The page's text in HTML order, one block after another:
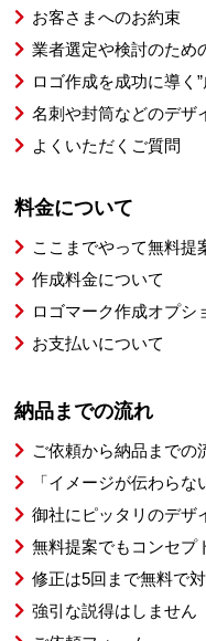
お客さまへのお約束
業者選定や検討のため
ロゴ作成を成功に導く
名刺や封筒などのデザ
よくいただくご質問
料金について
ここまでやって無料提
作成料金について
ロゴマーク作成オプシ
お支払いについて
納品までの流れ
ご依頼から納品までの
「イメージが伝わら
御社にピッタリのデザ
無料提案でもコンセプ
修正は5回まで無料で
強引な説得はしません